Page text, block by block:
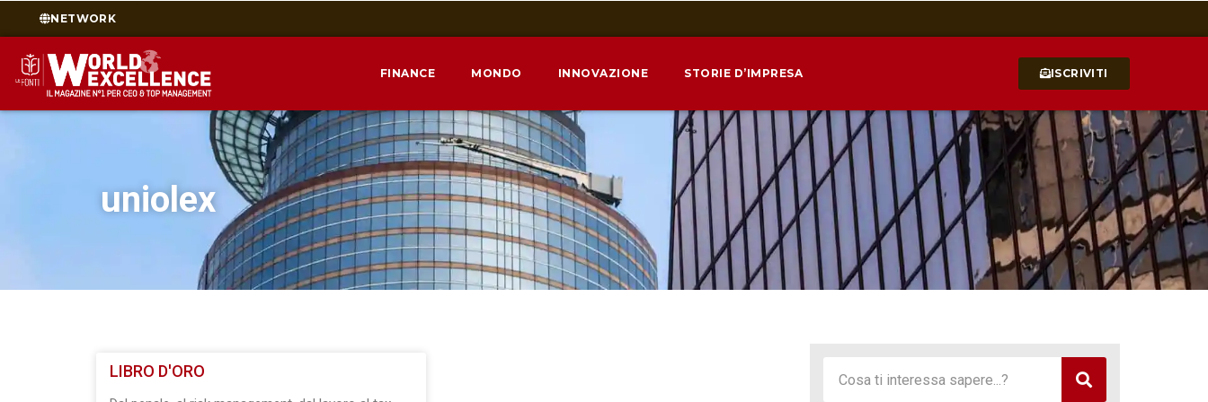
NETWORK
FINANCE MONDO INNOVAZIONE STORIE D’IMPRESA ISCRIVITI
uniolex
LIBRO D'ORO